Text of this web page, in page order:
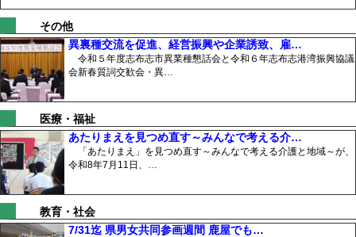
その他
異裏種交流を促進、経営振興や企業誘致、雇…
令和５年度志布志市異業種懇話会と令和６年志布志港湾振興協議
会新春質詞交歓会・異…
医療・福祉
あたりまえを見つめ直す～みんなで考える介…
「あたりまえ」を見つめ直す～みんなで考える介護と地域～が、
令和8年7月11日、…
教育・社会
7/31迄 県男女共同参画週間 鹿屋でも…